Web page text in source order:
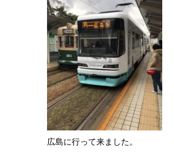
広島に行って来ました。